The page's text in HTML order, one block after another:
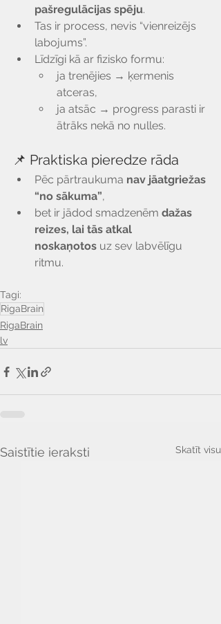
pašregulācijas spēju.
Tas ir process, nevis “vienreizējs
labojums”.
Līdzīgi kā ar fizisko formu:
ja trenējies → ķermenis
atceras,
ja atsāc → progress parasti ir
ātrāks nekā no nulles.
📌 Praktiska pieredze rāda
Pēc pārtraukuma nav jāatgriežas
“no sākuma”,
bet ir jādod smadzenēm dažas
reizes, lai tās atkal
noskaņotos uz sev labvēlīgu
ritmu.
Tagi:
RigaBrain
RigaBrain
lv
Saistītie ieraksti Skatīt visu